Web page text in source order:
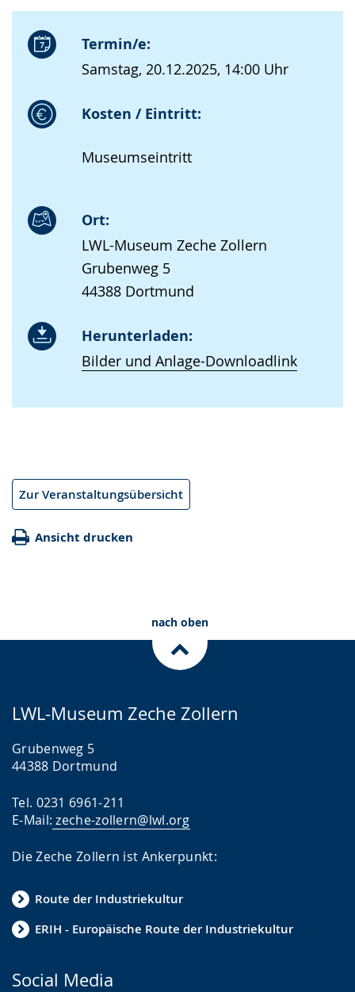
Termin/e:
Samstag, 20.12.2025, 14:00 Uhr
Kosten / Eintritt:
Museumseintritt
Ort:
LWL-Museum Zeche Zollern
Grubenweg 5
44388 Dortmund
Herunterladen:
Bilder und Anlage-Downloadlink
Zur Veranstaltungsübersicht
Ansicht drucken
nach oben
LWL-Museum Zeche Zollern
Grubenweg 5
44388 Dortmund
Tel. 0231 6961-211
E-Mail: zeche-zollern@lwl.org
Die Zeche Zollern ist Ankerpunkt:
Route der Industriekultur
ERIH - Europäische Route der Industriekultur
Social Media